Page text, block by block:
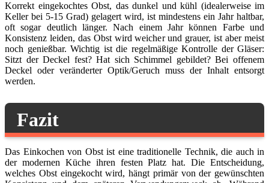
Korrekt eingekochtes Obst, das dunkel und kühl (idealerweise im
Keller bei 5-15 Grad) gelagert wird, ist mindestens ein Jahr haltbar,
oft sogar deutlich länger. Nach einem Jahr können Farbe und
Konsistenz leiden, das Obst wird weicher und grauer, ist aber meist
noch genießbar. Wichtig ist die regelmäßige Kontrolle der Gläser:
Sitzt der Deckel fest? Hat sich Schimmel gebildet? Bei offenem
Deckel oder veränderter Optik/Geruch muss der Inhalt entsorgt
werden.
Fazit
Das Einkochen von Obst ist eine traditionelle Technik, die auch in
der modernen Küche ihren festen Platz hat. Die Entscheidung,
welches Obst eingekocht wird, hängt primär von der gewünschten